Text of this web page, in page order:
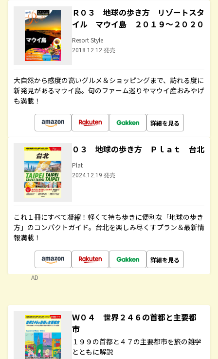
Ｒ０３ 地球の歩き方 リゾートスタ
イル マウイ島 ２０１９～２０２０
Resort Style
2018.12.12 発売
大自然から感度の高いグルメ＆ショッピングまで、訪れる度に
新発見があるマウイ島。旬のファーム巡りやマウイ産おみやげ
も満載！
詳細を見る
０３ 地球の歩き方 Ｐｌａｔ 台北
Plat
2024.12.19 発売
これ１冊にすべて凝縮！軽くて持ち歩きに便利な「地球の歩き
方」のコンパクトガイド。台北を楽しみ尽くすプラン＆最新情
報満載！
詳細を見る
AD
Ｗ０４ 世界２４６の首都と主要都
市
１９９の首都と４７の主要都市を旅の雑学
とともに解説